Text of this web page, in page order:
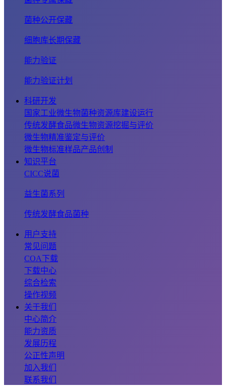
菌种公开保藏
细胞库长期保藏
能力验证
能力验证计划
科研开发
国家工业微生物菌种资源库建设运行
传统发酵食品微生物资源挖掘与评价
微生物精准鉴定与评价
微生物标准样品产品创制
知识平台
CICC说菌
益生菌系列
传统发酵食品菌种
用户支持
常见问题
COA下载
下载中心
综合检索
操作视频
关于我们
中心简介
能力资质
发展历程
公正性声明
加入我们
联系我们